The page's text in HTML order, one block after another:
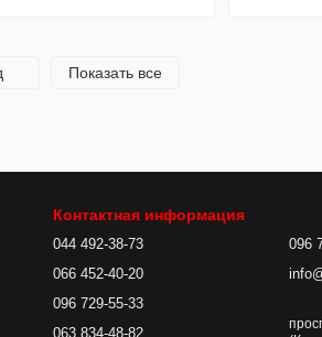
Показать все
Контактная информация
044 492-38-73
066 452-40-20
096 729-55-33
063 834-48-82
096